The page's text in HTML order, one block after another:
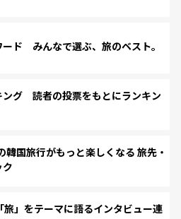
ド みんなで選ぶ、旅のベスト。
ング 読者の投票をもとにランキン
国旅行がもっと楽しくなる 旅先・
」をテーマに語るインタビュー連